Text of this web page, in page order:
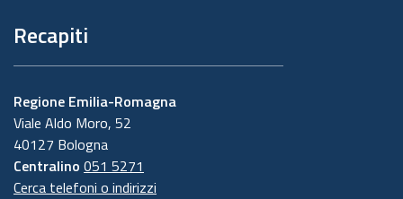
Recapiti
Regione Emilia-Romagna
Viale Aldo Moro, 52
40127 Bologna
Centralino 051 5271
Cerca telefoni o indirizzi